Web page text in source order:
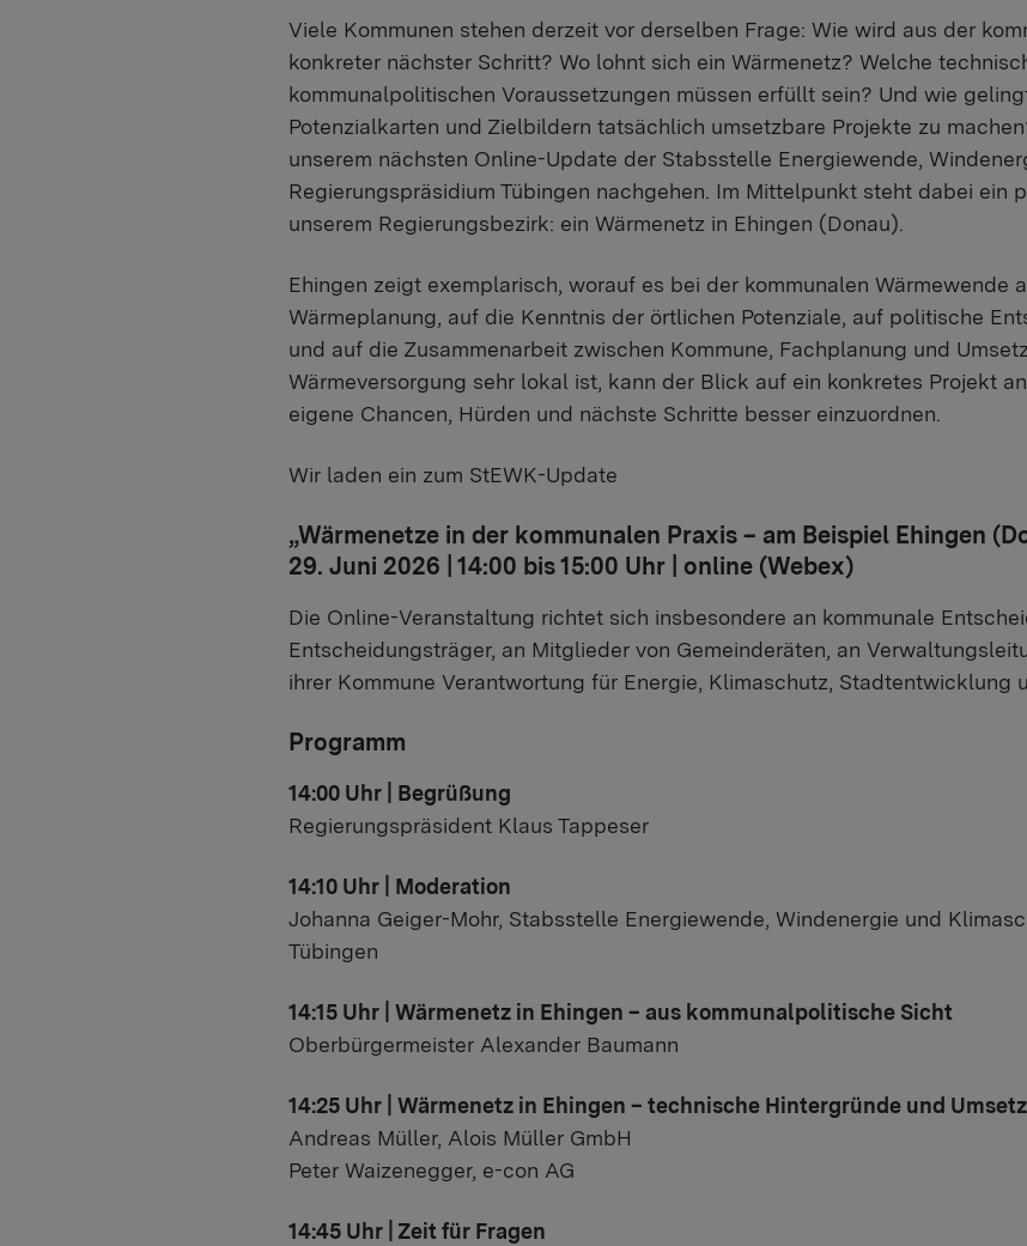
Viele Kommunen stehen derzeit vor derselben Frage: Wie wird aus der
konkreter nächster Schritt? Wo lohnt sich ein Wärmenetz? Welche
kommunalpolitischen Voraussetzungen müssen erfüllt sein? Und wie
Potenzialkarten und Zielbildern tatsächlich umsetzbare Projekte zu
unserem nächsten Online-Update der Stabsstelle Energiewende,
Regierungspräsidium Tübingen nachgehen. Im Mittelpunkt steht dabei ein
unserem Regierungsbezirk: ein Wärmenetz in Ehingen (Donau).
Ehingen zeigt exemplarisch, worauf es bei der kommunalen Wärmewende
Wärmeplanung, auf die Kenntnis der örtlichen Potenziale, auf politische
und auf die Zusammenarbeit zwischen Kommune, Fachplanung und
Wärmeversorgung sehr lokal ist, kann der Blick auf ein konkretes Projekt
eigene Chancen, Hürden und nächste Schritte besser einzuordnen.
Wir laden ein zum StEWK-Update
„Wärmenetze in der kommunalen Praxis – am Beispiel Ehingen
29. Juni 2026 | 14:00 bis 15:00 Uhr | online (Webex)
Die Online-Veranstaltung richtet sich insbesondere an kommunale
Entscheidungsträger, an Mitglieder von Gemeinderäten, an
ihrer Kommune Verantwortung für Energie, Klimaschutz, Stadtentwicklung
Programm
14:00 Uhr | Begrüßung
Regierungspräsident Klaus Tappeser
14:10 Uhr | Moderation
Johanna Geiger-Mohr, Stabsstelle Energiewende, Windenergie und
Tübingen
14:15 Uhr | Wärmenetz in Ehingen – aus kommunalpolitische Sicht
Oberbürgermeister Alexander Baumann
14:25 Uhr | Wärmenetz in Ehingen – technische Hintergründe und
Andreas Müller, Alois Müller GmbH
Peter Waizenegger, e-con AG
14:45 Uhr | Zeit für Fragen